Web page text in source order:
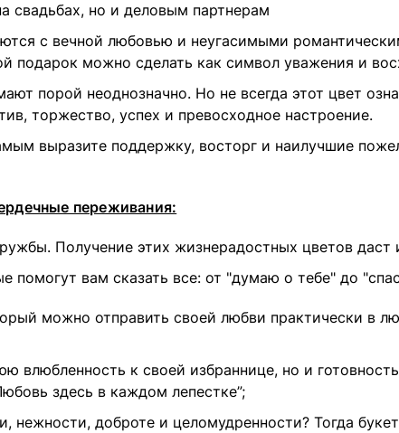
свадьбах, но и деловым партнерам
с вечной любовью и неугасимыми
подарок можно сделать как символ уважения и
порой неоднозначно. Но не всегда этот цвет
торжество, успех и превосходное настроение.
выразите поддержку, восторг и наилучшие
переживания:
Получение этих жизнерадостных цветов даст
вам сказать все: от "думаю о тебе" до
можно отправить своей любви практически в
влюбленность к своей избраннице, но и
здесь в каждом лепестке”;
нежности, доброте и целомудренности? Тогда